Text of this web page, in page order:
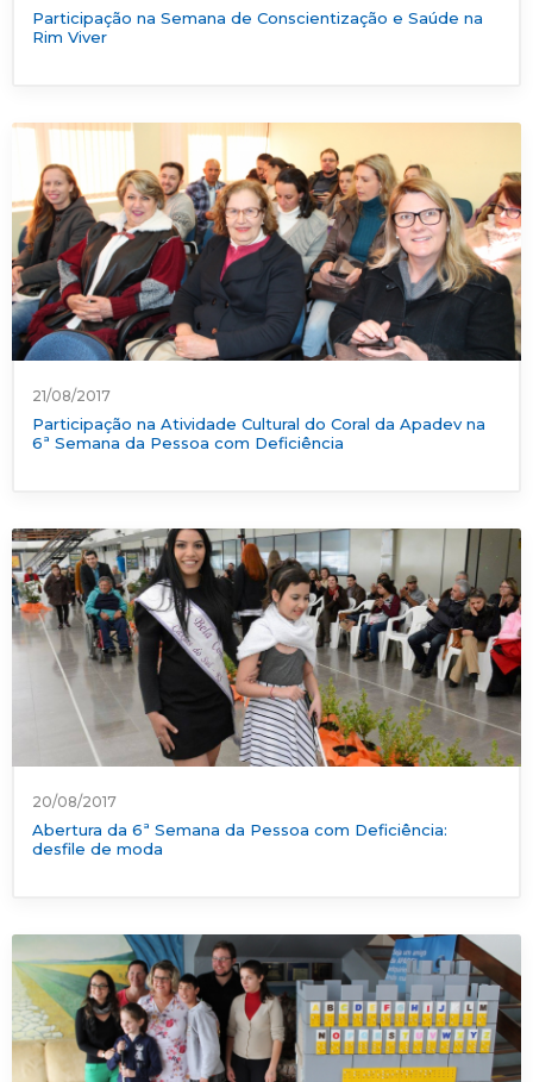
Participação na Semana de Conscientização e Saúde na
Rim Viver
21/08/2017
Participação na Atividade Cultural do Coral da Apadev na
6ª Semana da Pessoa com Deficiência
20/08/2017
Abertura da 6ª Semana da Pessoa com Deficiência:
desfile de moda